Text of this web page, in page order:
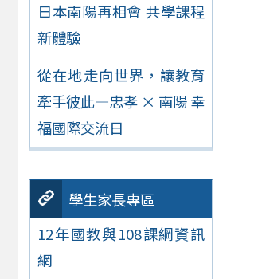
日本南陽再相會 共學課程
新體驗
從在地走向世界，讓教育
牽手彼此—忠孝 × 南陽 幸
福國際交流日
學生家長專區
12年國教與108課綱資訊
網